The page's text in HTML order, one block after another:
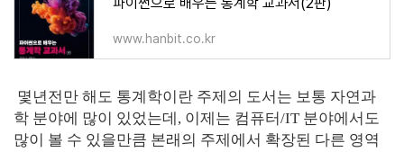
www.hanbit.co.kr
몇년전만 해도 통계학이란 주제의 도서는 보통 자연과
학 분야에 많이 있었는데, 이제는 컴퓨터/IT 분야에서도
많이 볼 수 있을만큼 본래의 주제에서 확장된 다른 영역